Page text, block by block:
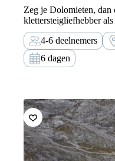
Zeg je Dolomieten, dan
klettersteigliefhebber als
Korte aanloop naar het
rotsen hebben absoluut
en de populariteit van dit
4-6 deelnemers
6 dagen